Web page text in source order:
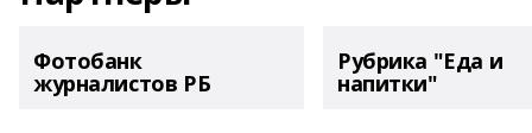
Фотобанк
журналистов РБ
Рубрика "Еда и
напитки"